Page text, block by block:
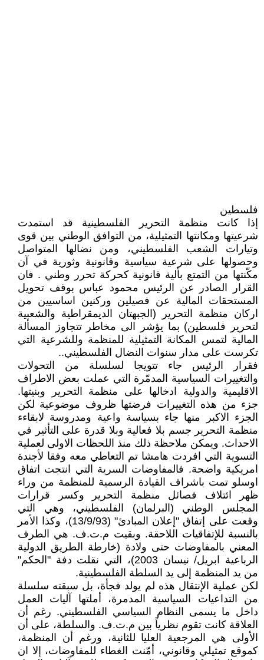
فلسطين
إذا كانت منظمة التحرير الفلسطينية قد استمدت
شرعيتها ومكانتها التمثيلية، من التوافق الوطني بين قوى
وتيارات الشعب الفلسطيني، ومن نضالها المتواصل
وحصولها على شرعية سياسية وقانونية وثورية في آن
مكّنتها من التمتع بألية قانونية كحركة تحرر وطني . فان
القرار الصادر عن الرئيس محمود عباس بوقف تحويل
المستحقات المالية عن فصيلين وركنين اساسيين من
اركان منظمة التحرير (الجبهتان الديمقراطية والشعبية
لتحرير فلسطين) بما يؤشر الى مخاطر تتجاوز المسألة
المالية لتمس المكانة التمثيلية للمنظمة وللشرعية التي
تكرست على مدار سنوات النضال الفلسطيني..
فقرار الرئيس جاء تتويجا لسلسلة من التحولات
والتغييرات السياسية المدمّرة التي عملت بعض الاطراف
الاقليمية والدولية ادخالها على منظمة التحرير وبنيتها.
جزء من هذه التغييرات فرضتها ظروف موضوعية لكن
الجزء الاكبر منها جاء بسياسة واعية ومدروسة لابقاءء
منظمة التحرير جسم بلا فعالية وبلا قدرة على التأثير في
الاحداث. ويمكن ملاحظة ذلك منذ اللحظات الاولى لعملية
التسوية التي افردت هامشا تم التعاطي معه وفقا لأجندة
امريكية واضحة. فالمفاوضات السرية التي انتجت اتفاق
اوسلو تمت باشراف القيادة الرسمية للمنظمة من وراء
ظهر ائتلاف فصائل منظمة التحرير وكسر قرارات
المجلس الوطني (البرلمان) الفلسطيني، وهي التي
وقعت على إتفاق "إعلان المبادئ" (13/9/93)، وكذا الأمر
بالنسبة للإتفاقيات اللاحقة. وبقيت م.ت.ف. هي الطرف
المعني بالمفاوضات حتى ولادة (خارطة الطريق الدولية
الرباعية ابريل/ نيسان 2003)، التي نقلت دفة "الحكم"
من يد المنظمة إلى يد السلطة الفلسطينية.
لكن عملية الإنتقال هذه لم يولد فجأة، بل سبقته سلسلة
من التداعيات السياسية المدمرة، أملتها آليات العمل
داخل ما يسمى النظام السياسي الفلسطيني. رغم أن
العلاقة كانت تقوم نظرياً بين م.ت.ف. والسلطة، على أن
الأولى هي المرجعية العليا للثانية، ورغم أن المنظمة،
كموقع تمثيلي وقانوني، أمّنت الغطاء للمفاوضات، إلا ان